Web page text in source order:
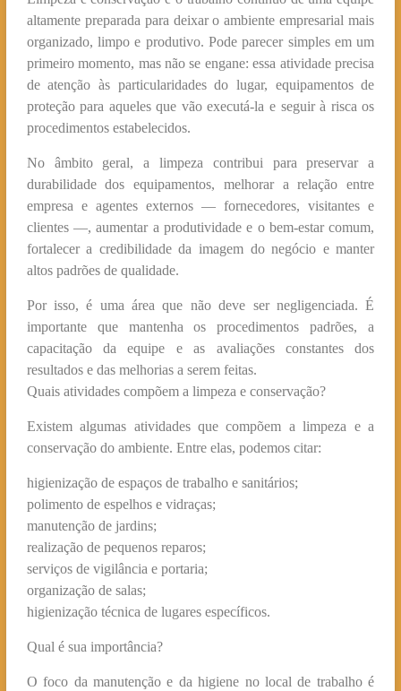
altamente preparada para deixar o ambiente empresarial mais
organizado, limpo e produtivo. Pode parecer simples em um
primeiro momento, mas não se engane: essa atividade precisa
de atenção às particularidades do lugar, equipamentos de
proteção para aqueles que vão executá-la e seguir à risca os
procedimentos estabelecidos.
No âmbito geral, a limpeza contribui para preservar a
durabilidade dos equipamentos, melhorar a relação entre
empresa e agentes externos — fornecedores, visitantes e
clientes —, aumentar a produtividade e o bem-estar comum,
fortalecer a credibilidade da imagem do negócio e manter
altos padrões de qualidade.
Por isso, é uma área que não deve ser negligenciada. É
importante que mantenha os procedimentos padrões, a
capacitação da equipe e as avaliações constantes dos
resultados e das melhorias a serem feitas.
Quais atividades compõem a limpeza e conservação?
Existem algumas atividades que compõem a limpeza e a
conservação do ambiente. Entre elas, podemos citar:
higienização de espaços de trabalho e sanitários;
polimento de espelhos e vidraças;
manutenção de jardins;
realização de pequenos reparos;
serviços de vigilância e portaria;
organização de salas;
higienização técnica de lugares específicos.
Qual é sua importância?
O foco da manutenção e da higiene no local de trabalho é